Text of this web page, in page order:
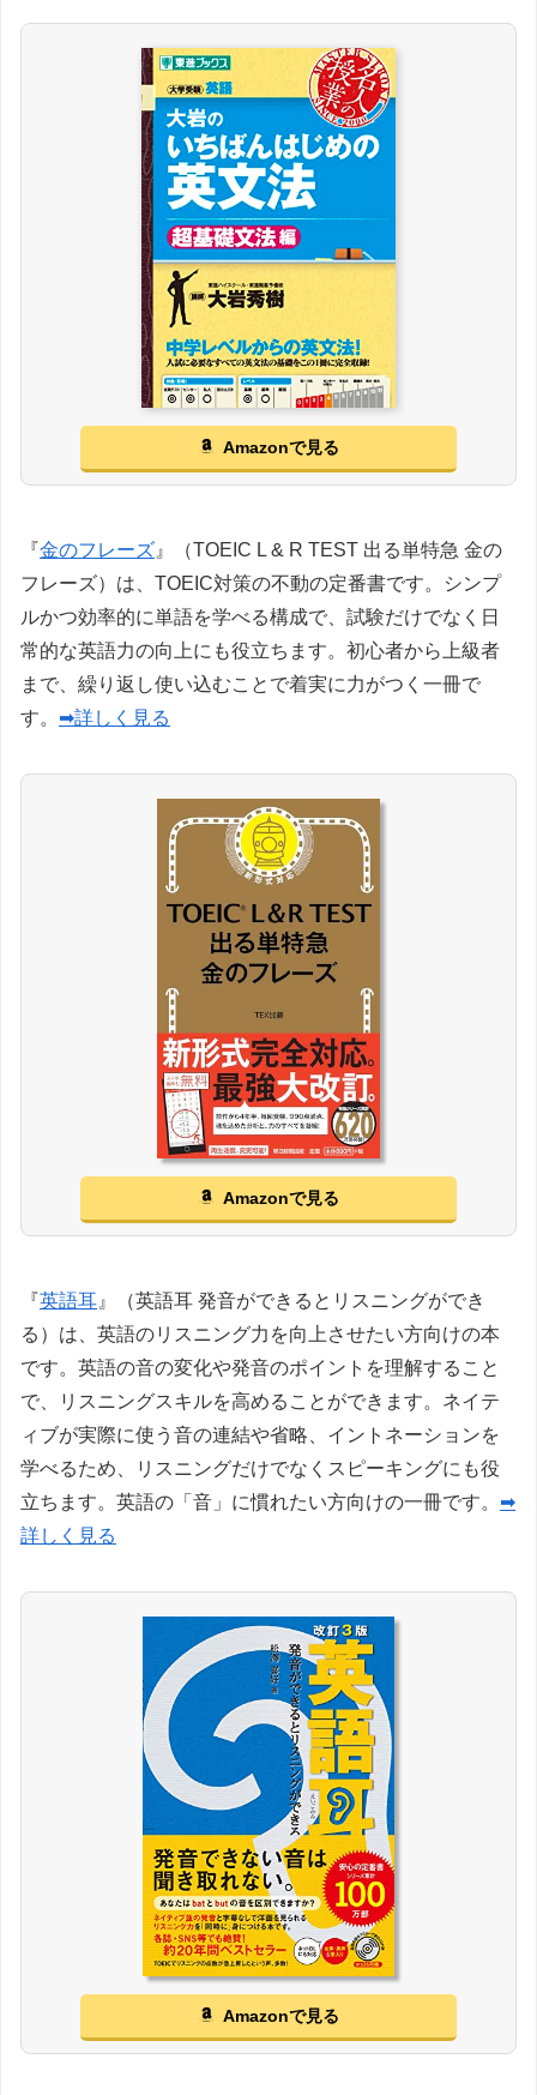
Amazonで見る
『金のフレーズ 』（TOEIC L & R TEST 出る単特急 金の
フレーズ）は、TOEIC対策の不動の定番書です。シンプ
ルかつ効率的に単語を学べる構成で、試験だけでなく日
常的な英語力の向上にも役立ちます。初心者から上級者
まで、繰り返し使い込むことで着実に力がつく一冊で
す。 ➡詳しく見る
Amazonで見る
『英語耳 』（英語耳 発音ができるとリスニングができ
る）は、英語のリスニング力を向上させたい方向けの本
です。英語の音の変化や発音のポイントを理解すること
で、リスニングスキルを高めることができます。ネイテ
ィブが実際に使う音の連結や省略、イントネーションを
学べるため、リスニングだけでなくスピーキングにも役
立ちます。英語の「音」に慣れたい方向けの一冊です。 ➡
詳しく見る
Amazonで見る